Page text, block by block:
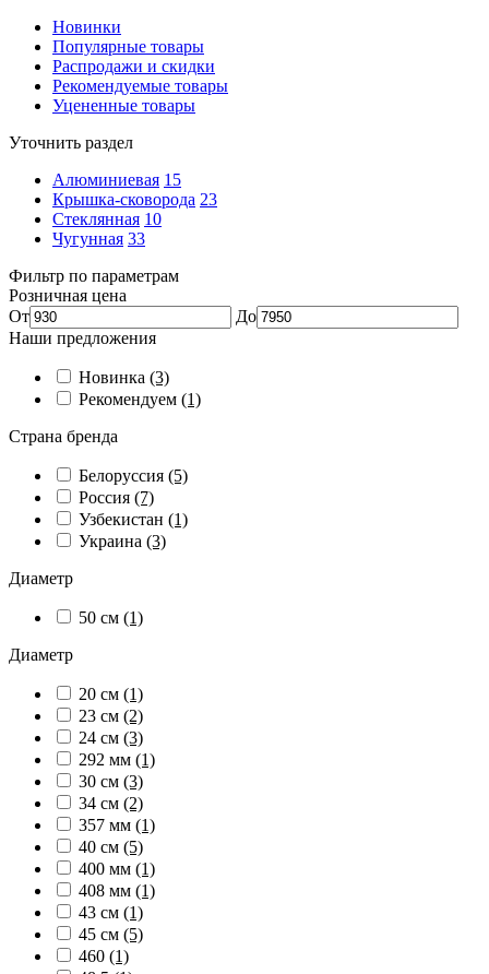
Новинки
Популярные товары
Распродажи и скидки
Рекомендуемые товары
Уцененные товары
Уточнить раздел
Алюминиевая 15
Крышка-сковорода 23
Стеклянная 10
Чугунная 33
Фильтр по параметрам
Розничная цена
От
До
Наши предложения
Новинка (3)
Рекомендуем (1)
Страна бренда
Белоруссия (5)
Россия (7)
Узбекистан (1)
Украина (3)
Диаметр
50 см (1)
Диаметр
20 см (1)
23 см (2)
24 см (3)
292 мм (1)
30 см (3)
34 см (2)
357 мм (1)
40 см (5)
400 мм (1)
408 мм (1)
43 см (1)
45 см (5)
460 (1)